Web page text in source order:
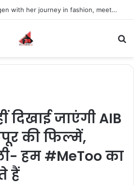
Inspiring the new-gen with her journey in fashion, meet Jaya Thakur.
दिखाई जाएंगी AIB
की फिल्में,
हम #MeToo का
हैं